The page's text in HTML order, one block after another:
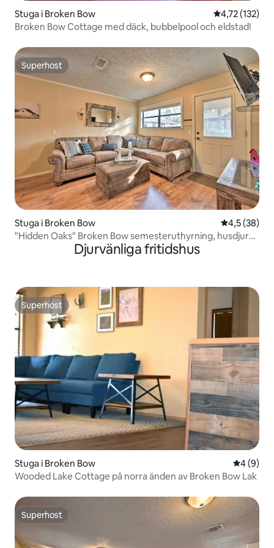
Stuga i Broken Bow 4,72 av 5 i
4,72 (132)
Broken Bow Cottage med däck, bubbelpool och eldstad!
Superhost
Superhost
Stuga i Broken Bow 4,5 av 5 i
4,5 (38)
"Hidden Oaks" Broken Bow semesteruthyrning, husdjur
Djurvänliga fritidshus
Superhost
Superhost
Stuga i Broken Bow 4 av 5 i
4 (9)
Wooded Lake Cottage på norra änden av Broken Bow Lak
Superhost
Superhost